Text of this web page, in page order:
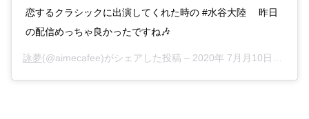
恋するクラシックに出演してくれた時の #水谷大陸 昨日
の配信めっちゃ良かったですね🎶
詠夢(@aimecafee)がシェアした投稿 – 2020年 7月月10日午前12時57分PDT